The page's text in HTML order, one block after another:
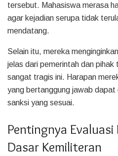
tersebut. Mahasiswa merasa
agar kejadian serupa tidak
mendatang.
Selain itu, mereka
jelas dari pemerintah dan
sangat tragis ini. Harapan
yang bertanggung jawab dapat
sanksi yang sesuai.
Pentingnya
Dasar Kemiliteran